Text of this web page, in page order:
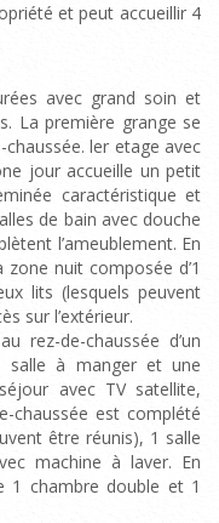
et peut accueillir 4
avec grand soin et
La première grange se
ler etage avec
jour accueille un petit
caractéristique et
de bain avec douche
l’ameublement. En
nuit composée d’1
lits (lesquels peuvent
sur l’extérieur.
rez-de-chaussée d’un
salle à manger et une
avec TV satellite,
chaussée est complété
être réunis), 1 salle
machine à laver. En
1 chambre double et 1